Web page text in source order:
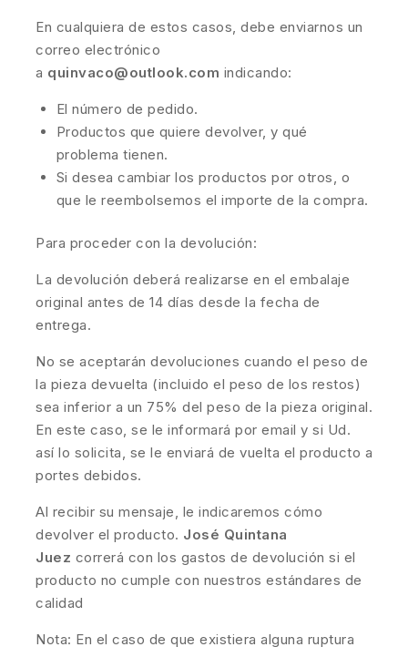
En cualquiera de estos casos, debe enviarnos un
correo electrónico
a quinvaco@outlook.com indicando:
El número de pedido.
Productos que quiere devolver, y qué
problema tienen.
Si desea cambiar los productos por otros, o
que le reembolsemos el importe de la compra.
Para proceder con la devolución:
La devolución deberá realizarse en el embalaje
original antes de 14 días desde la fecha de
entrega.
No se aceptarán devoluciones cuando el peso de
la pieza devuelta (incluido el peso de los restos)
sea inferior a un 75% del peso de la pieza original.
En este caso, se le informará por email y si Ud.
así lo solicita, se le enviará de vuelta el producto a
portes debidos.
Al recibir su mensaje, le indicaremos cómo
devolver el producto. José Quintana
Juez correrá con los gastos de devolución si el
producto no cumple con nuestros estándares de
calidad
Nota: En el caso de que existiera alguna ruptura